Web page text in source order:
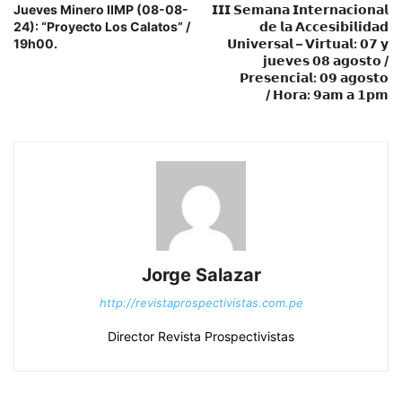
Jueves Minero IIMP (08-08-
24): “Proyecto Los Calatos” /
19h00.
𝗜𝗜𝗜 𝗦𝗲𝗺𝗮𝗻𝗮 𝗜𝗻𝘁𝗲𝗿𝗻𝗮𝗰𝗶𝗼𝗻𝗮𝗹
𝗱𝗲 𝗹𝗮 𝗔𝗰𝗰𝗲𝘀𝗶𝗯𝗶𝗹𝗶𝗱𝗮𝗱
𝗨𝗻𝗶𝘃𝗲𝗿𝘀𝗮𝗹 – 𝗩𝗶𝗿𝘁𝘂𝗮𝗹: 𝟬𝟳 𝘆
𝗷𝘂𝗲𝘃𝗲𝘀 𝟬𝟴 𝗮𝗴𝗼𝘀𝘁𝗼 /
𝗣𝗿𝗲𝘀𝗲𝗻𝗰𝗶𝗮𝗹: 𝟬𝟵 𝗮𝗴𝗼𝘀𝘁𝗼
/ 𝗛𝗼𝗿𝗮: 𝟵𝗮𝗺 𝗮 𝟭𝗽𝗺
Jorge Salazar
http://revistaprospectivistas.com.pe
Director Revista Prospectivistas